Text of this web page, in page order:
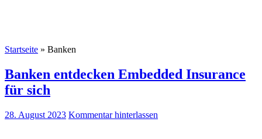
Startseite » Banken
Banken entdecken Embedded Insurance
für sich
28. August 2023 Kommentar hinterlassen